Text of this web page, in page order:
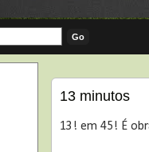
13 minutos
13! em 45! É